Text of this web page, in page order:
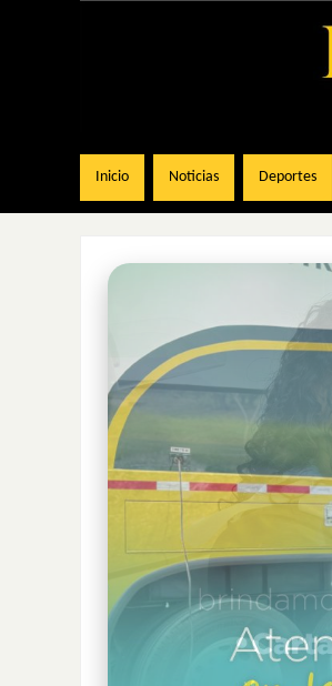
Inicio Noticias Deportes